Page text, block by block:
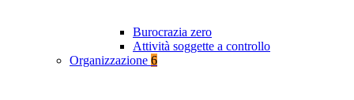
Burocrazia zero
Attività soggette a controllo
Organizzazione 6